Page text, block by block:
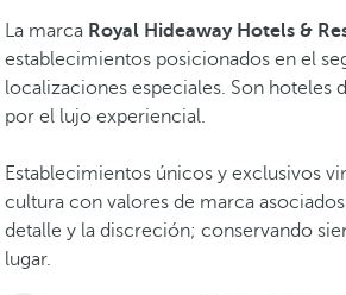
La marca Royal Hideaway Hotels &
establecimientos posicionados en el
localizaciones especiales. Son hoteles
por el lujo experiencial.
Establecimientos únicos y exclusivos
cultura con valores de marca
detalle y la discreción; conservando
lugar.